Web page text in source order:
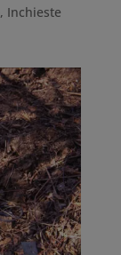
, Inchieste